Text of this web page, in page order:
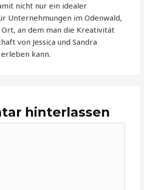
nicht nur ein idealer
Unternehmungen im Odenwald,
an dem man die Kreativität
von Jessica und Sandra
kann.
hinterlassen